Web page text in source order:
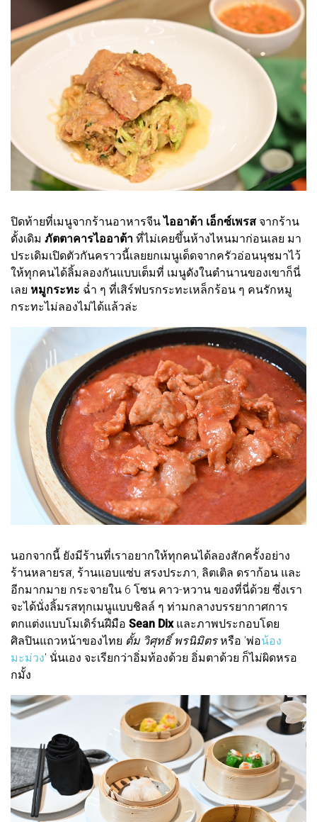
ปิดท้ายที่เมนูจากร้านอาหารจีนไออาต้า เอ็กซ์เพรส จากร้าน
ดั้งเดิม ภัตตาคารไออาต้า ที่ไม่เคยขึ้นห้างไหนมาก่อนเลย มา
ประเดิมเปิดตัวกันคราวนี้เลยยกเมนูเด็ดจากครัวอ่อนนุชมาไว้
ให้ทุกคนได้ลิ้มลองกันแบบเต็มที่ เมนูดังในตำนานของเขาก็นี่
เลย หมูกระทะ ฉ่ำ ๆ ที่เสิร์ฟบรกระทะเหล็กร้อน ๆ คนรักหมู
กระทะไม่ลองไม่ได้แล้วล่ะ
นอกจากนี้ ยังมีร้านที่เราอยากให้ทุกคนได้ลองสักครั้งอย่าง
ร้านหลายรส, ร้านแอบแซ่บ สรงประภา, ลิตเติล ดราก้อน และ
อีกมากมาย กระจายใน 6 โซน คาว-หวาน ของที่นี่ด้วย ซึ่งเรา
จะได้นั่งลิ้มรสทุกเมนูแบบชิลล์ ๆ ท่ามกลางบรรยากาศการ
ตกแต่งแบบโมเดิร์นฝีมือ Sean Dixและภาพประกอบโดย
ศิลปินแถวหน้าของไทย ตั้ม วิศุทธิ์ พรนิมิตรหรือ 'พ่อน้อง
มะม่วง' นั่นเอง จะเรียกว่าอิ่มท้องด้วย อิ่มตาด้วย ก็ไม่ผิดหรอ
กมั้ง